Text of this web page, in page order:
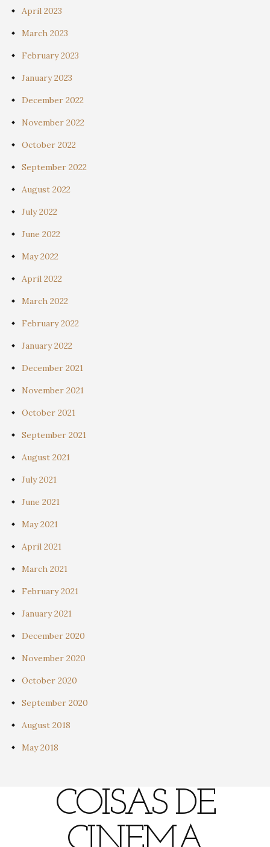
April 2023
March 2023
February 2023
January 2023
December 2022
November 2022
October 2022
September 2022
August 2022
July 2022
June 2022
May 2022
April 2022
March 2022
February 2022
January 2022
December 2021
November 2021
October 2021
September 2021
August 2021
July 2021
June 2021
May 2021
April 2021
March 2021
February 2021
January 2021
December 2020
November 2020
October 2020
September 2020
August 2018
May 2018
COISAS DE